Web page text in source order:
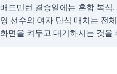
배드민턴 결승일에는 혼합 복식
영 선수의 여자 단식 매치는 전
화면을 켜두고 대기하시는 것을